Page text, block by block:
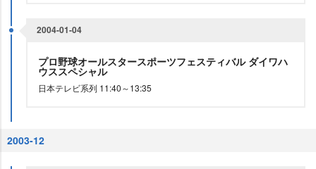
2004-01-04
プロ野球オールスタースポーツフェスティバル ダイワハ
ウススペシャル
日本テレビ系列 11:40～13:35
2003-12